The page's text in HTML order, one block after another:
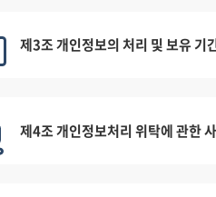
제3조 개인정보의 처리 및 보유 기
제4조 개인정보처리 위탁에 관한